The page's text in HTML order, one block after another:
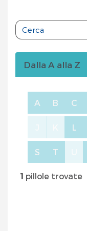
Dalla A alla Z
A B C
L
S T
1 pillole trovate